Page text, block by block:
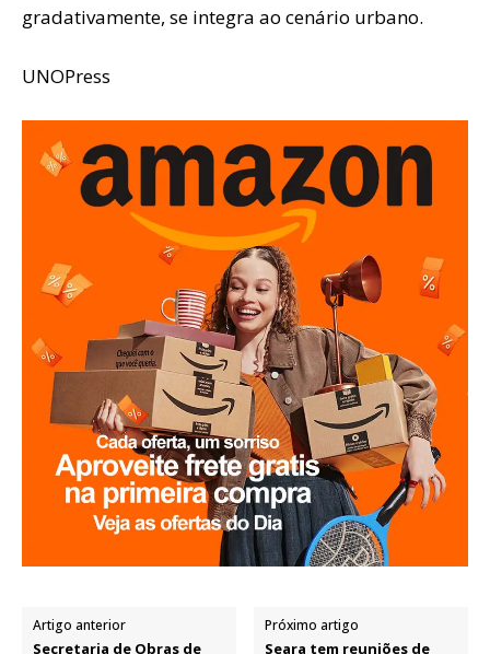
gradativamente, se integra ao cenário urbano.
UNOPress
Artigo anterior
Secretaria de Obras de
Próximo artigo
Seara tem reuniões de